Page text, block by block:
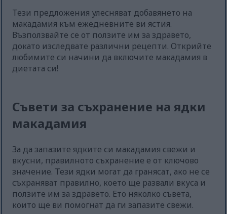
Тези предложения улесняват добавянето на
макадамия към ежедневните ви ястия.
Възползвайте се от ползите им за здравето,
докато изследвате различни рецепти. Открийте
любимите си начини да включите макадамия в
диетата си!
Съвети за съхранение на ядки
макадамия
За да запазите ядките си макадамия свежи и
вкусни, правилното съхранение е от ключово
значение. Тези ядки могат да гранясат, ако не се
съхраняват правилно, което ще развали вкуса и
ползите им за здравето. Ето няколко съвета,
които ще ви помогнат да ги запазите свежи.